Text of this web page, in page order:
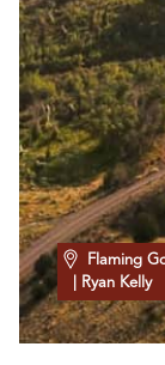
Flaming
| Ryan Kelly